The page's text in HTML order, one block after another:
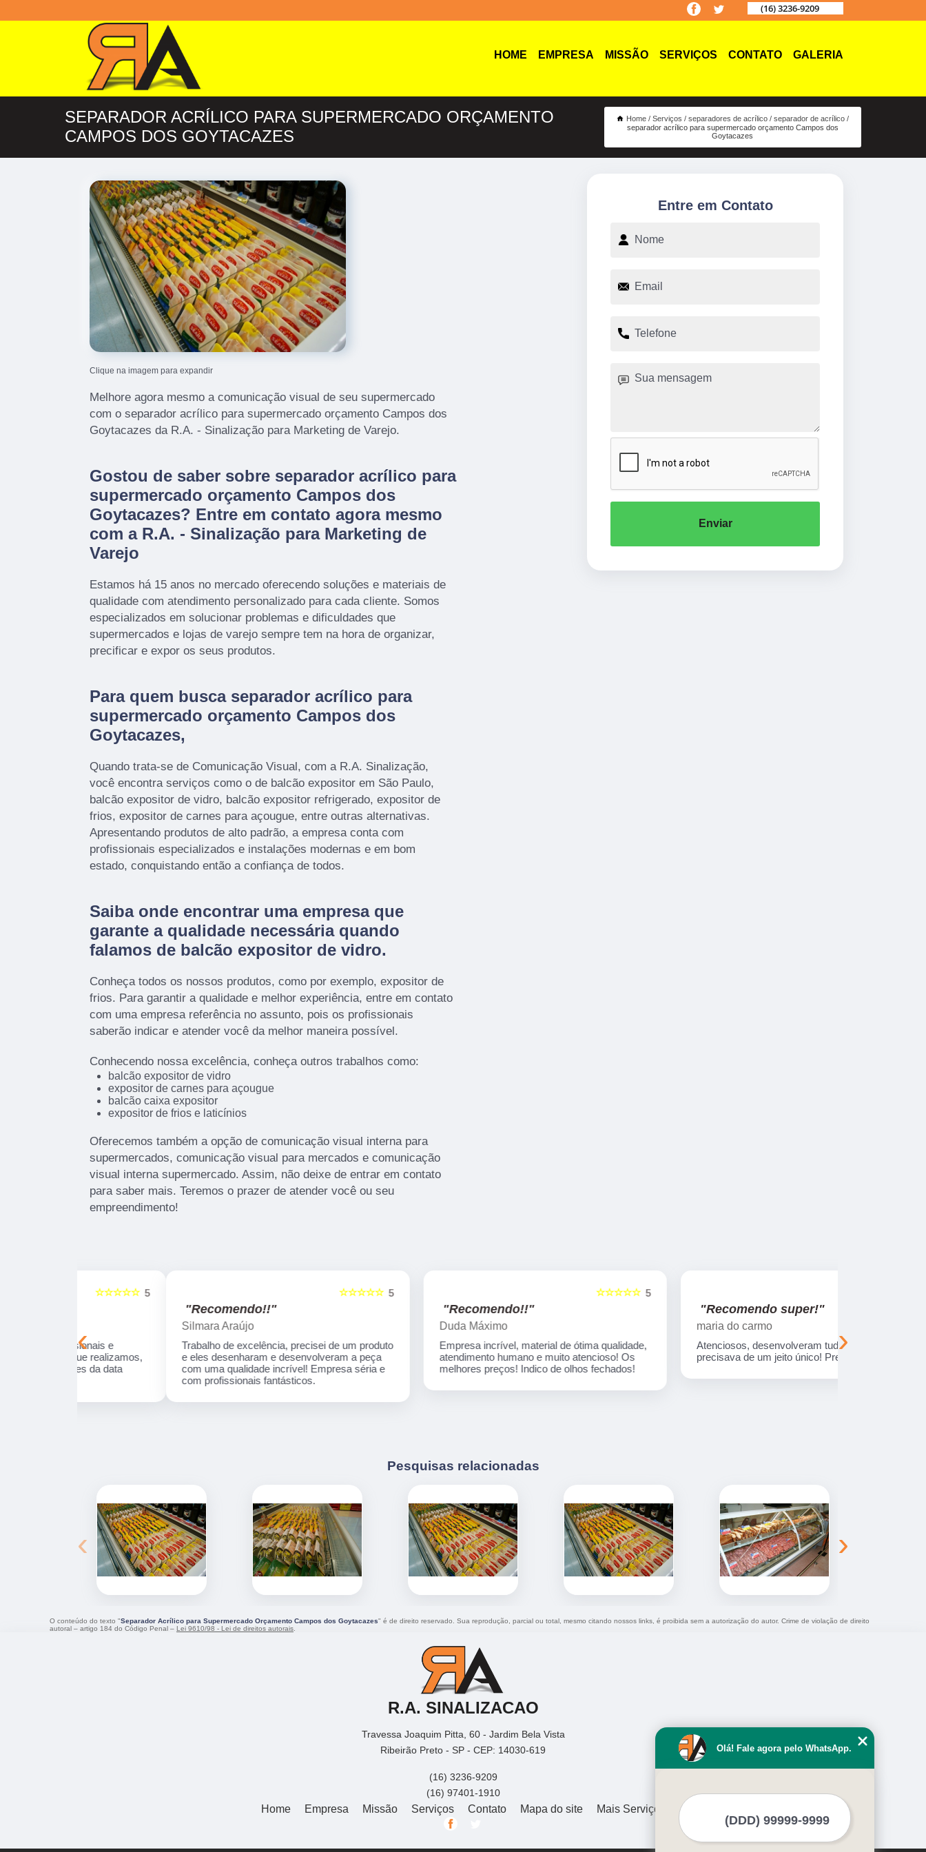
(16) 3236-9209
HOME EMPRESA MISSÃO SERVIÇOS CONTATO GALERIA
SEPARADOR ACRÍLICO PARA SUPERMERCADO ORÇAMENTO
CAMPOS DOS GOYTACAZES
Home Serviços separadores de acrílico
separador de acrílico
separador acrílico para supermercado orçamento Campos dos
Goytacazes
Clique na imagem para expandir
Melhore agora mesmo a comunicação visual de seu supermercado
com o separador acrílico para supermercado orçamento Campos dos
Goytacazes da R.A. - Sinalização para Marketing de Varejo.
Gostou de saber sobre separador acrílico para
supermercado orçamento Campos dos
Goytacazes? Entre em contato agora mesmo
com a R.A. - Sinalização para Marketing de
Varejo
Estamos há 15 anos no mercado oferecendo soluções e materiais de
qualidade com atendimento personalizado para cada cliente. Somos
especializados em solucionar problemas e dificuldades que
supermercados e lojas de varejo sempre tem na hora de organizar,
precificar e expor os seus produtos.
Para quem busca separador acrílico para
supermercado orçamento Campos dos
Goytacazes,
Quando trata-se de Comunicação Visual, com a R.A. Sinalização,
você encontra serviços como o de balcão expositor em São Paulo,
balcão expositor de vidro, balcão expositor refrigerado, expositor de
frios, expositor de carnes para açougue, entre outras alternativas.
Apresentando produtos de alto padrão, a empresa conta com
profissionais especializados e instalações modernas e em bom
estado, conquistando então a confiança de todos.
Saiba onde encontrar uma empresa que
garante a qualidade necessária quando
falamos de balcão expositor de vidro.
Conheça todos os nossos produtos, como por exemplo, expositor de
frios. Para garantir a qualidade e melhor experiência, entre em contato
com uma empresa referência no assunto, pois os profissionais
saberão indicar e atender você da melhor maneira possível.
Conhecendo nossa excelência, conheça outros trabalhos como:
balcão expositor de vidro
expositor de carnes para açougue
balcão caixa expositor
expositor de frios e laticínios
Oferecemos também a opção de comunicação visual interna para
supermercados, comunicação visual para mercados e comunicação
visual interna supermercado. Assim, não deixe de entrar em contato
para saber mais. Teremos o prazer de atender você ou seu
empreendimento!
Entre em Contato
Enviar
"Recomendo!!"
Trabalho de excelência, precisei de um produto
e eles desenharam e desenvolveram a peça
com uma qualidade incrível! Empresa séria e
com profissionais fantásticos.
"Recomendo!!"
Empresa incrível, material de ótima qualidade,
atendimento humano e muito atencioso! Os
melhores preços! Indico de olhos fechados!
"Recomendo super!"
Atenciosos, desenvolveram tudo o que eu
precisava de um jeito único! Preço ótimo.
‹ ›
Pesquisas relacionadas
‹ ›
O conteúdo do texto "Separador Acrílico para Supermercado Orçamento Campos dos Goytacazes" é de direito reservado. Sua reprodução, parcial ou total, mesmo citando nossos links, é proibida sem a autorização do autor. Crime de violação de direito
autoral – artigo 184 do Código Penal – Lei 9610/98 - Lei de direitos autorais
R.A. SINALIZACAO
Travessa Joaquim Pitta, 60 - Jardim Bela Vista
Ribeirão Preto - SP - CEP: 14030-619
(16) 3236-9209
(16) 97401-1910
Home Empresa Missão Serviços Contato Mapa do site Mais Serviços
Olá! Fale agora pelo WhatsApp.